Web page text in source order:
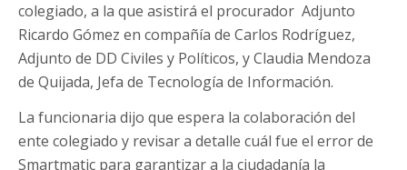
colegiado, a la que asistirá el procurador Adjunto
Ricardo Gómez en compañía de Carlos Rodríguez,
Adjunto de DD Civiles y Políticos, y Claudia Mendoza
de Quijada, Jefa de Tecnología de Información.
La funcionaria dijo que espera la colaboración del
ente colegiado y revisar a detalle cuál fue el error de
Smartmatic para garantizar a la ciudadanía la